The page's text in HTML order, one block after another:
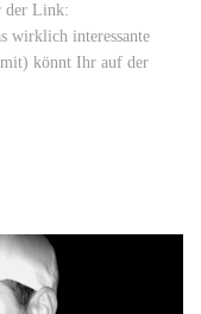
der Link:
wirklich interessante
könnt Ihr auf der